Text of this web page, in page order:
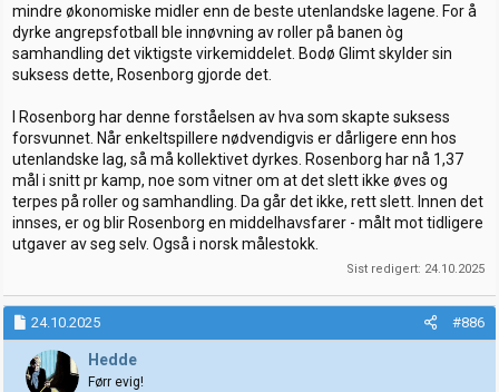
mindre økonomiske midler enn de beste utenlandske lagene. For å
dyrke angrepsfotball ble innøvning av roller på banen òg
samhandling det viktigste virkemiddelet. Bodø Glimt skylder sin
suksess dette, Rosenborg gjorde det.
I Rosenborg har denne forståelsen av hva som skapte suksess
forsvunnet. Når enkeltspillere nødvendigvis er dårligere enn hos
utenlandske lag, så må kollektivet dyrkes. Rosenborg har nå 1,37
mål i snitt pr kamp, noe som vitner om at det slett ikke øves og
terpes på roller og samhandling. Da går det ikke, rett slett. Innen det
innses, er og blir Rosenborg en middelhavsfarer - målt mot tidligere
utgaver av seg selv. Også i norsk målestokk.
Sist redigert: 24.10.2025
24.10.2025 #886
Hedde
Førr evig!